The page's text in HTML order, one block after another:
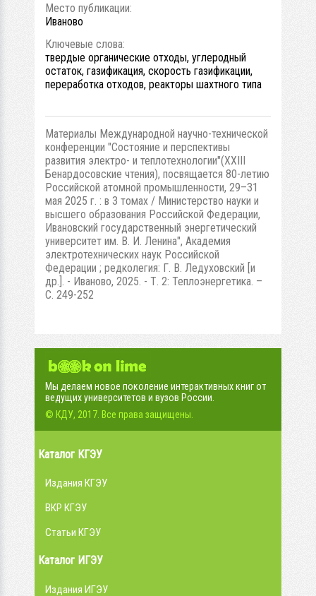
Место публикации:
Иваново
Ключевые слова:
твердые органические отходы, углеродный
остаток, газификация, скорость газификации,
переработка отходов, реакторы шахтного типа
Материалы Международной научно-технической
конференции "Состояние и перспективы
развития электро- и теплотехнологии"(XXIII
Бенардосовские чтения), посвящается 80-летию
Российской атомной промышленности, 29–31
мая 2025 г. : в 3 томах / Министерство науки и
высшего образования Российской Федерации,
Ивановский государственный энергетический
университет им. В. И. Ленина", Академия
электротехнических наук Российской
Федерации ; редколегия: Г. В. Ледуховский [и
др.]. - Иваново, 2025. - Т. 2: Теплоэнергетика. –
С. 249-252
Мы делаем новое поколение интерактивных книг от
ведущих университетов и вузов России.
© КДУ, 2017. Все права защищены.
Каталог КГЭУ
Издания КГЭУ
ВКР КГЭУ
Статьи КГЭУ
Каталог ИГЭУ
Издания ИГЭУ